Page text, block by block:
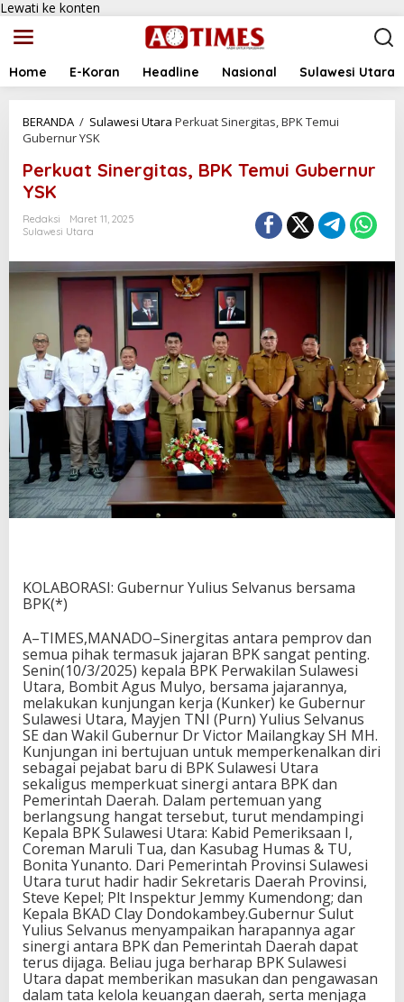
Lewati ke konten
Home E-Koran Headline Nasional Sulawesi Utara
BERANDA / Sulawesi Utara Perkuat Sinergitas, BPK Temui
Gubernur YSK
Perkuat Sinergitas, BPK Temui Gubernur
YSK
Redaksi
Maret 11, 2025
Sulawesi Utara
KOLABORASI: Gubernur Yulius Selvanus bersama
BPK(*)
A–TIMES,MANADO–Sinergitas antara pemprov dan
semua pihak termasuk jajaran BPK sangat penting.
Senin(10/3/2025) kepala BPK Perwakilan Sulawesi
Utara, Bombit Agus Mulyo, bersama jajarannya,
melakukan kunjungan kerja (Kunker) ke Gubernur
Sulawesi Utara, Mayjen TNI (Purn) Yulius Selvanus
SE dan Wakil Gubernur Dr Victor Mailangkay SH MH.
Kunjungan ini bertujuan untuk memperkenalkan diri
sebagai pejabat baru di BPK Sulawesi Utara
sekaligus memperkuat sinergi antara BPK dan
Pemerintah Daerah. Dalam pertemuan yang
berlangsung hangat tersebut, turut mendampingi
Kepala BPK Sulawesi Utara: Kabid Pemeriksaan I,
Coreman Maruli Tua, dan Kasubag Humas & TU,
Bonita Yunanto. Dari Pemerintah Provinsi Sulawesi
Utara turut hadir hadir Sekretaris Daerah Provinsi,
Steve Kepel; Plt Inspektur Jemmy Kumendong; dan
Kepala BKAD Clay Dondokambey.Gubernur Sulut
Yulius Selvanus menyampaikan harapannya agar
sinergi antara BPK dan Pemerintah Daerah dapat
terus dijaga. Beliau juga berharap BPK Sulawesi
Utara dapat memberikan masukan dan pengawasan
dalam tata kelola keuangan daerah, serta menjaga